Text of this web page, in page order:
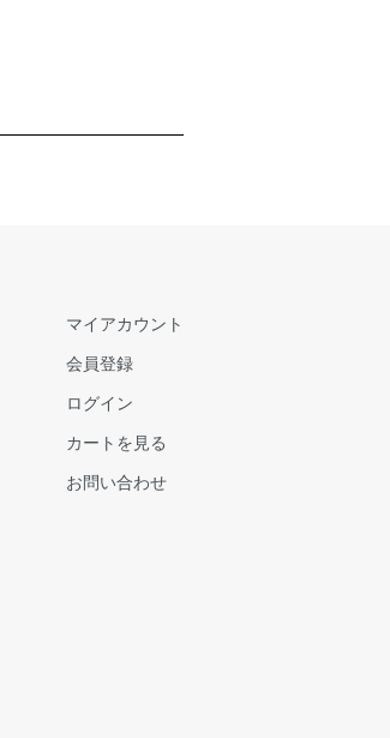
マイアカウント
会員登録
ログイン
カートを見る
お問い合わせ